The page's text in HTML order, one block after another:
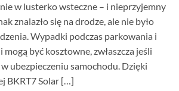
w lusterko wsteczne – i nieprzyjemny
znalazło się na drodze, ale nie było
Wypadki podczas parkowania i
być kosztowne, zwłaszcza jeśli
w ubezpieczeniu samochodu. Dzięki
BKRT7 Solar […]